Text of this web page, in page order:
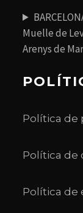
Muelle de
Arenys de
Política de
Política de
Política de